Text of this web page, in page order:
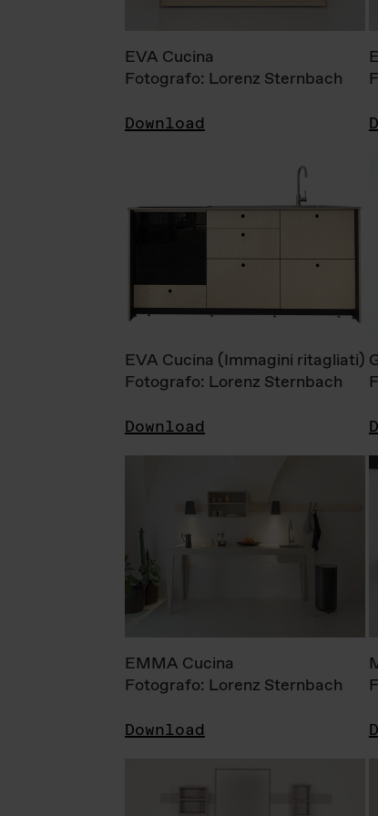
EVA Cucina
Fotografo: Lorenz Sternbach
Download
EVA Cucina (Immagini ritagliati)
Fotografo: Lorenz Sternbach
Download
EMMA Cucina
Fotografo: Lorenz Sternbach
Download